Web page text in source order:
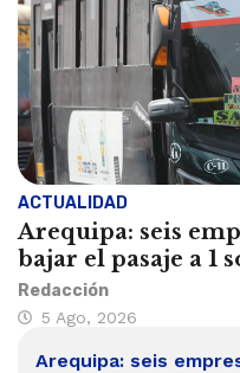
ACTUALIDAD
Arequipa: seis
bajar el pasaje a 1
Redacción
5 Ago, 2026
Arequipa: seis